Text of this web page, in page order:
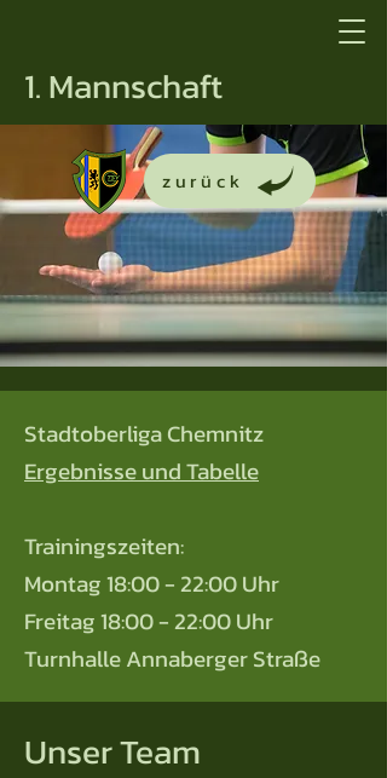
1. Mannschaft
zurück
Stadtoberliga Chemnitz
Ergebnisse und Tabelle
Trainingszeiten:
Montag 18:00 - 22:00 Uhr
Freitag 18:00 - 22:00 Uhr
Turnhalle Annaberger Straße
Unser Team